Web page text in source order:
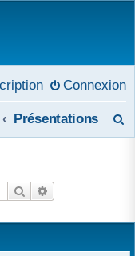
Connexion
Présentations
Rechercher